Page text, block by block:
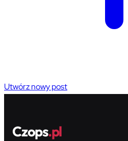
Utwórz nowy post
Czops.pl